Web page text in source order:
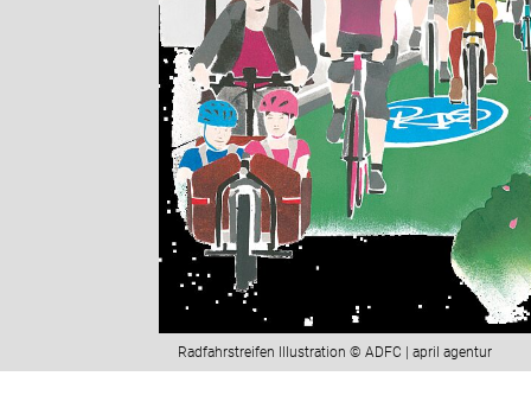
Radfahrstreifen Illustration © ADFC | april agentur